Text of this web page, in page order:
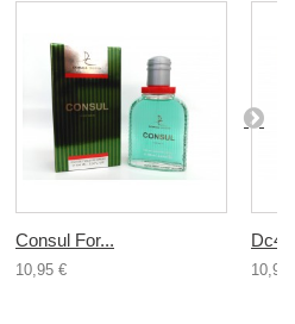
Consul For...
10,95 € 10,95